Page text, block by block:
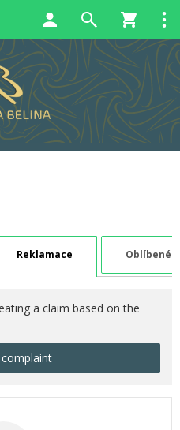
Reklamace Oblíbené
a claim based on the